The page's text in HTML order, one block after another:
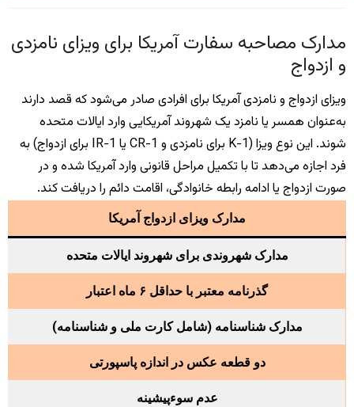
مدارک مصاحبه سفارت آمریکا برای ویزای نامزدی
و ازدواج
ویزای ازدواج و نامزدی آمریکا برای افرادی صادر می‌شود که قصد دارند
به‌عنوان همسر یا نامزد یک شهروند آمریکایی وارد ایالات متحده
شوند. این نوع ویزا (K-1 برای نامزدی و CR-1 یا IR-1 برای ازدواج) به
فرد اجازه می‌دهد تا با تکمیل مراحل قانونی وارد آمریکا شده و در
صورت ازدواج یا ادامه رابطه خانوادگی، اقامت دائم را دریافت کند.
مدارک ویزای ازدواج آمریکا
مدارک شهروندی برای شهروند ایالات متحده
گذرنامه معتبر با حداقل ۶ ماه اعتبار
مدارک شناسنامه (شامل کارت ملی و شناسنامه)
دو قطعه عکس در اندازه پاسپورتی
عدم سوءپیشینه